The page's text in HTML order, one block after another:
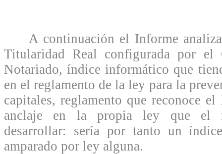
A continuación el Informe analiza
Titularidad Real configurada por el
Notariado, índice informático que
en el reglamento de la ley para la
capitales, reglamento que reconoce
anclaje en la propia ley que el
desarrollar: sería por tanto un
amparado por ley alguna.